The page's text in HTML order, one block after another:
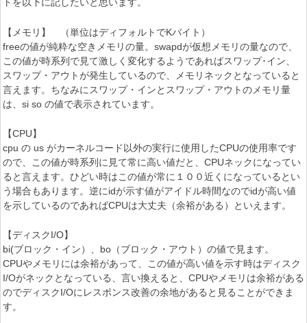
【メモリ】 （単位はディフォルトでKバイト）
freeの値が純粋な空きメモリの量。swapdが仮想メモリの量なので、
この値が時系列で見て激しく変化するようであればスワップ･イン、
スワップ・アウトが発生しているので、メモリネックとなっていると
言えます。ちなみにスワップ・インとスワップ・アウトのメモリ量
は、si so の値で表示されています。
【CPU】
cpu の us がカーネルコード以外の実行に使用したCPUの使用率です
ので、この値が時系列に見て常に高い値だと、CPUネックになってい
ると言えます。ひどい時はこの値が常に１００近くになっているとい
う場合もあります。逆にidが示す値がアイドル時間なのでidが高い値
を示しているのであればCPUは大丈夫（余裕がある）といえます。
【ディスクI/O】
bi(ブロック・イン）、bo（ブロック・アウト）の値で見ます。
CPUやメモリには余裕があって、この値が高い値を示す時はディスク
I/Oがネックとなっている、言い換えると、CPUやメモリは余裕がある
のでディスクI/Oにレスポンス改善の余地があると見ることができま
す。